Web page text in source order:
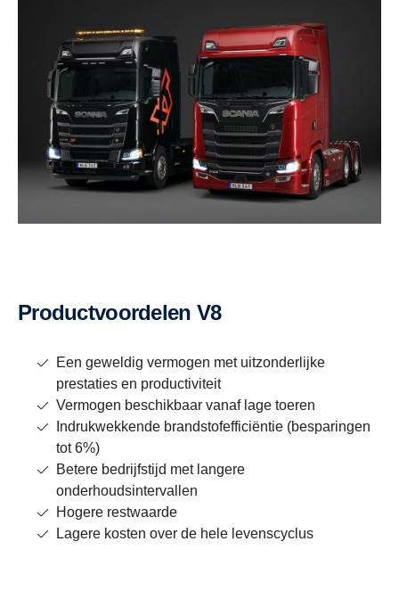
Productvoordelen V8
Een geweldig vermogen met uitzonderlijke
prestaties en productiviteit
Vermogen beschikbaar vanaf lage toeren
Indrukwekkende brandstofefficiëntie (besparingen
tot 6%)
Betere bedrijfstijd met langere
onderhoudsintervallen
Hogere restwaarde
Lagere kosten over de hele levenscyclus